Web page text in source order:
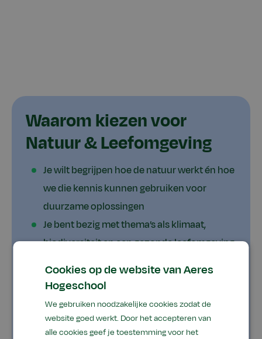
Waarom kiezen voor
Natuur & Leefomgeving
Je wilt begrijpen hoe de natuur werkt én hoe
we die kennis kunnen gebruiken voor
duurzame oplossingen
Je bent bezig met thema’s als klimaat,
biodiversiteit en een gezonde leefomgeving
oplossingen die ertoe doen
economie en samenleving
Cookies op de website van Aeres
Hogeschool
We gebruiken noodzakelijke cookies zodat de
website goed werkt. Door het accepteren van
alle cookies geef je toestemming voor het